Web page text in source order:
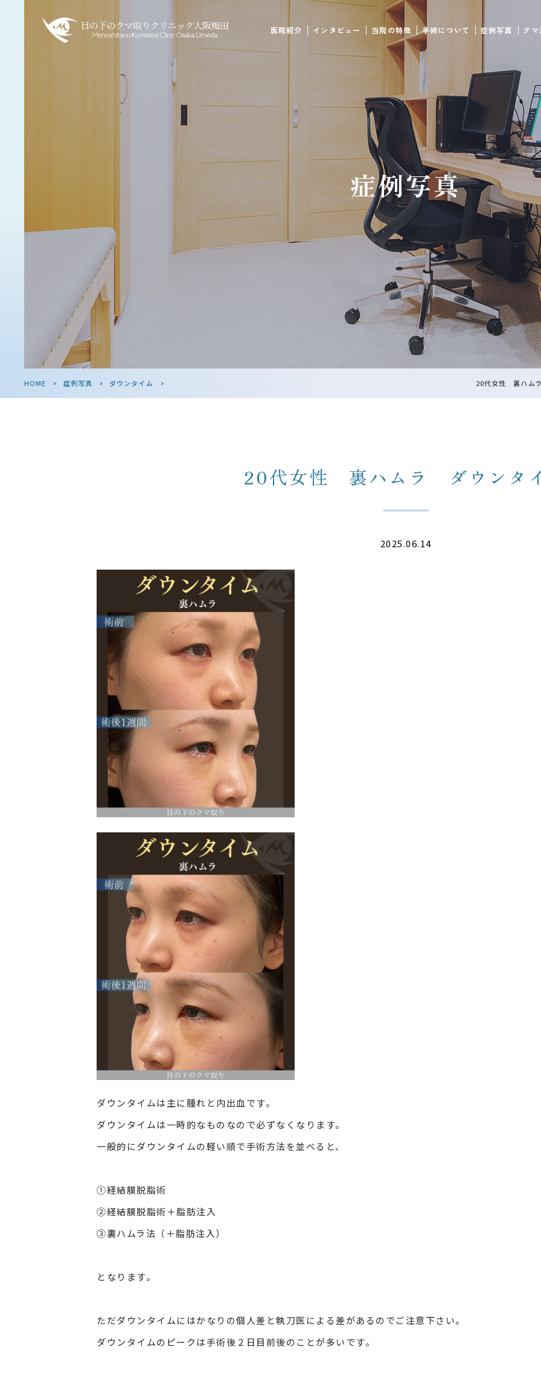
医院紹介 インタビュー 当院の特徴 手術について 症例写真 ク
症例写真
HOME > 症例写真 > ダウンタイム > 20代女性 裏ハム
20代女性 裏ハムラ ダウンタ
2025.06.14
ダウンタイムは主に腫れと内出血です。
ダウンタイムは一時的なものなので必ずなくなります。
一般的にダウンタイムの軽い順で手術方法を並べると、
①経結膜脱脂術
②経結膜脱脂術＋脂肪注入
③裏ハムラ法（＋脂肪注入）
となります。
ただダウンタイムにはかなりの個人差と執刀医による差があるのでご注意下さい。
ダウンタイムのピークは手術後２日目前後のことが多いです。